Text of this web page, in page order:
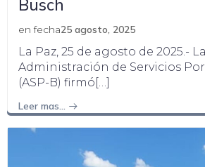
Busch
en fecha25 agosto, 2025
La Paz, 25 de agosto de 2025.- La
Administración de Servicios
(ASP-B) firmó[…]
Leer mas…